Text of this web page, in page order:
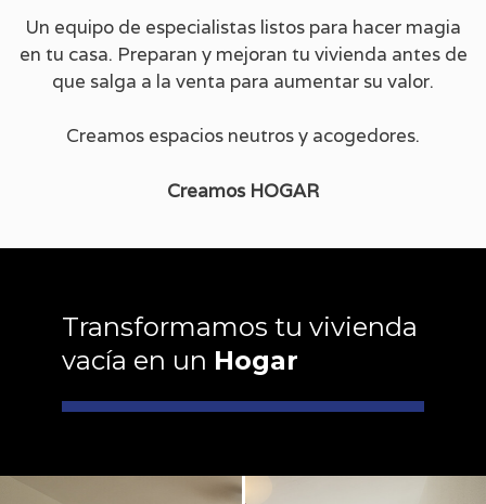
Un equipo de especialistas listos para hacer magia
en tu casa. Preparan y mejoran tu vivienda antes de
que salga a la venta para aumentar su valor.
Creamos espacios neutros y acogedores.
Creamos HOGAR
Transformamos tu vivienda
vacía en un Hogar